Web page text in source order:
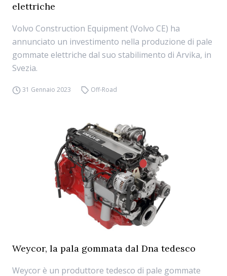
elettriche
Volvo Construction Equipment (Volvo CE) ha
annunciato un investimento nella produzione di pale
gommate elettriche dal suo stabilimento di Arvika, in
Svezia.
31 Gennaio 2023 Off-Road
Weycor, la pala gommata dal Dna tedesco
Weycor è un produttore tedesco di pale gommate